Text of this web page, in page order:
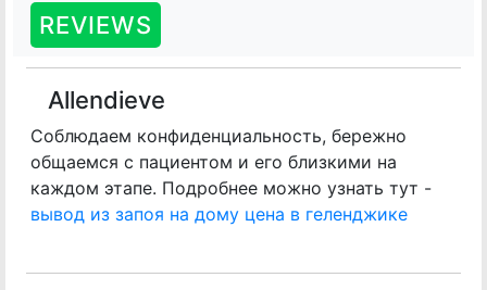
REVIEWS
Allendieve
Соблюдаем конфиденциальность, бережно
общаемся с пациентом и его близкими на
каждом этапе. Подробнее можно узнать тут -
вывод из запоя на дому цена в геленджике